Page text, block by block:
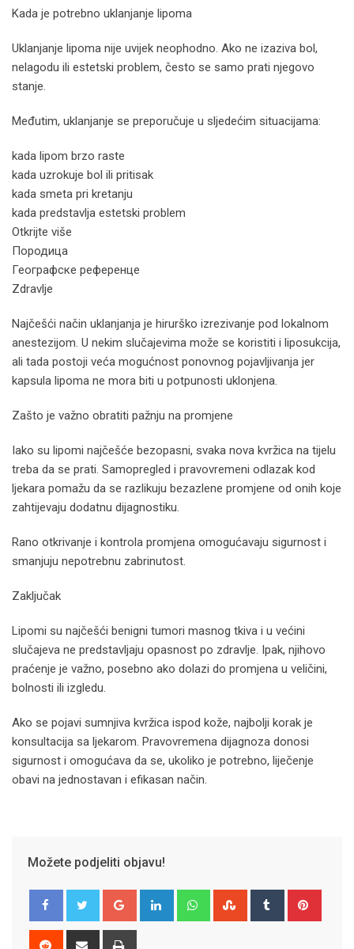
Kada je potrebno uklanjanje lipoma
Uklanjanje lipoma nije uvijek neophodno. Ako ne izaziva bol,
nelagodu ili estetski problem, često se samo prati njegovo
stanje.
Međutim, uklanjanje se preporučuje u sljedećim situacijama:
kada lipom brzo raste
kada uzrokuje bol ili pritisak
kada smeta pri kretanju
kada predstavlja estetski problem
Otkrijte više
Породица
Географске референце
Zdravlje
Najčešći način uklanjanja je hirurško izrezivanje pod lokalnom
anestezijom. U nekim slučajevima može se koristiti i liposukcija,
ali tada postoji veća mogućnost ponovnog pojavljivanja jer
kapsula lipoma ne mora biti u potpunosti uklonjena.
Zašto je važno obratiti pažnju na promjene
Iako su lipomi najčešće bezopasni, svaka nova kvržica na tijelu
treba da se prati. Samopregled i pravovremeni odlazak kod
ljekara pomažu da se razlikuju bezazlene promjene od onih koje
zahtijevaju dodatnu dijagnostiku.
Rano otkrivanje i kontrola promjena omogućavaju sigurnost i
smanjuju nepotrebnu zabrinutost.
Zaključak
Lipomi su najčešći benigni tumori masnog tkiva i u većini
slučajeva ne predstavljaju opasnost po zdravlje. Ipak, njihovo
praćenje je važno, posebno ako dolazi do promjena u veličini,
bolnosti ili izgledu.
Ako se pojavi sumnjiva kvržica ispod kože, najbolji korak je
konsultacija sa ljekarom. Pravovremena dijagnoza donosi
sigurnost i omogućava da se, ukoliko je potrebno, liječenje
obavi na jednostavan i efikasan način.
Možete podjeliti objavu!
Google+ LinkedIn WhatsappStumbleUpon
Tumblr
Reddit
Share